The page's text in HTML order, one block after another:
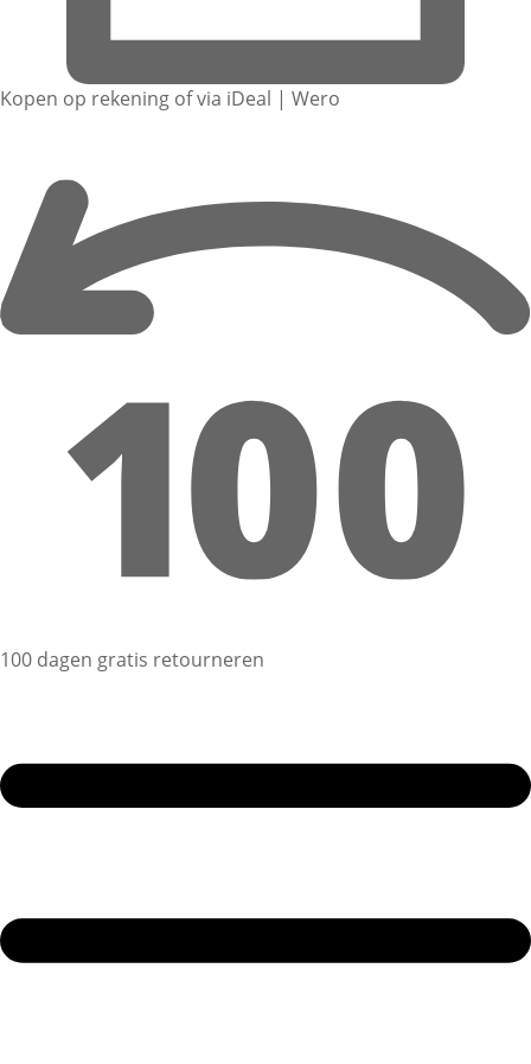
Kopen op rekening of via iDeal | Wero
100 dagen gratis retourneren